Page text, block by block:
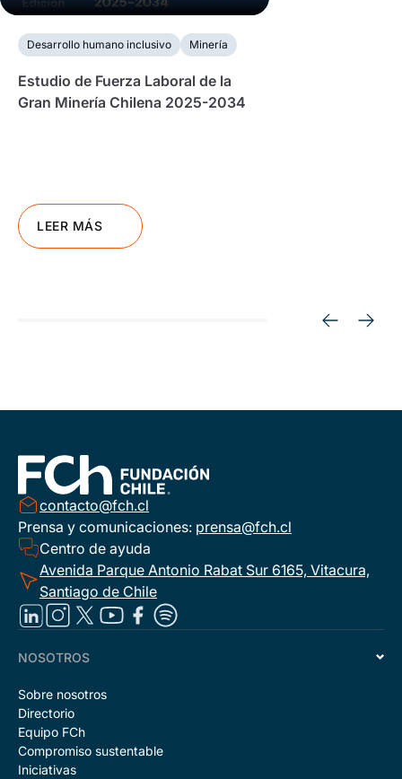
Desarrollo humano inclusivo Minería
Estudio de Fuerza Laboral de la
Gran Minería Chilena 2025-2034
LEER MÁS
contacto@fch.cl
Prensa y comunicaciones: prensa@fch.cl
Centro de ayuda
Avenida Parque Antonio Rabat Sur 6165, Vitacura,
Santiago de Chile
NOSOTROS
Sobre nosotros
Directorio
Equipo FCh
Compromiso sustentable
Iniciativas